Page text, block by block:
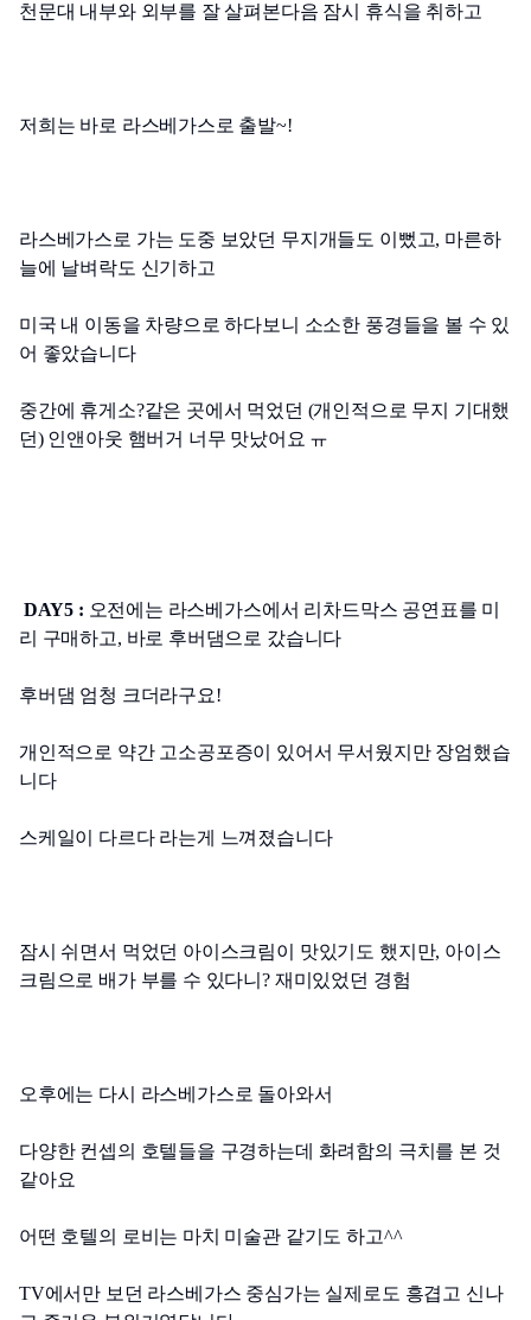
천문대 내부와 외부를 잘 살펴본다음 잠시 휴식을 취하고
저희는 바로 라스베가스로 출발~!
라스베가스로 가는 도중 보았던 무지개들도 이뻤고, 마른하
늘에 날벼락도 신기하고
미국 내 이동을 차량으로 하다보니 소소한 풍경들을 볼 수 있
어 좋았습니다
중간에 휴게소?같은 곳에서 먹었던 (개인적으로 무지 기대했
던) 인앤아웃 햄버거 너무 맛났어요 ㅠ
DAY5 : 오전에는 라스베가스에서 리차드막스 공연표를 미
리 구매하고, 바로 후버댐으로 갔습니다
후버댐 엄청 크더라구요!
개인적으로 약간 고소공포증이 있어서 무서웠지만 장엄했습
니다
스케일이 다르다 라는게 느껴졌습니다
잠시 쉬면서 먹었던 아이스크림이 맛있기도 했지만, 아이스
크림으로 배가 부를 수 있다니? 재미있었던 경험
오후에는 다시 라스베가스로 돌아와서
다양한 컨셉의 호텔들을 구경하는데 화려함의 극치를 본 것
같아요
어떤 호텔의 로비는 마치 미술관 같기도 하고^^
TV에서만 보던 라스베가스 중심가는 실제로도 흥겹고 신나